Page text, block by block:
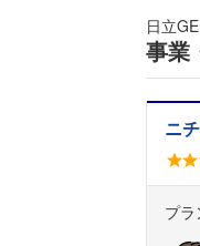
日立
事業
ニ
プ